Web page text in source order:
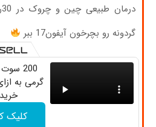
گردونه رو بچرخون آیفون17 ببر
200
گرمی به
خرید
کلیک